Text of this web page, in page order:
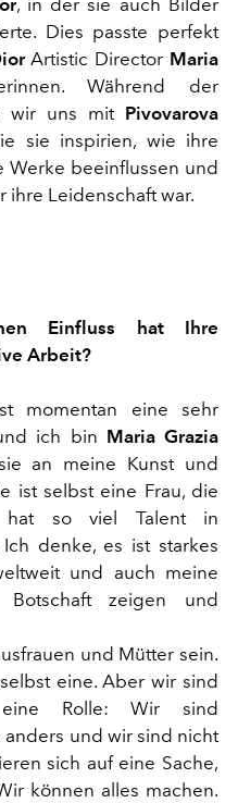
Dies passte perfekt
Artistic Director Maria
Während der
wir uns mit Pivovarova
sie inspirien, wie ihre
Werke beeinflussen und
ihre Leidenschaft war.
Einfluss hat Ihre
Arbeit?
momentan eine sehr
ich bin Maria Grazia
an meine Kunst und
ist selbst eine Frau, die
so viel Talent in
denke, es ist starkes
und auch meine
zeigen und
und Mütter sein.
eine. Aber wir sind
Rolle: Wir sind
und wir sind nicht
sich auf eine Sache,
können alles machen.